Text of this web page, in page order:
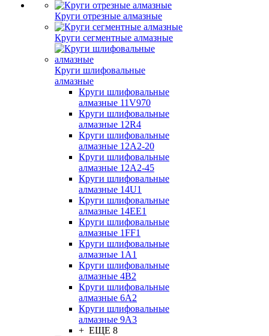
Круги отрезные алмазные
Круги сегментные алмазные
Круги шлифовальные
алмазные
Круги шлифовальные
алмазные 11V970
Круги шлифовальные
алмазные 12R4
Круги шлифовальные
алмазные 12А2-20
Круги шлифовальные
алмазные 12А2-45
Круги шлифовальные
алмазные 14U1
Круги шлифовальные
алмазные 14ЕЕ1
Круги шлифовальные
алмазные 1FF1
Круги шлифовальные
алмазные 1А1
Круги шлифовальные
алмазные 4В2
Круги шлифовальные
алмазные 6A2
Круги шлифовальные
алмазные 9А3
+ ЕЩЕ 8